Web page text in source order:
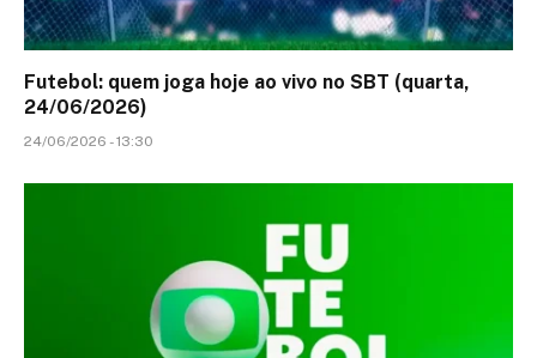
Futebol: quem joga hoje ao vivo no SBT (quarta,
24/06/2026)
24/06/2026 - 13:30